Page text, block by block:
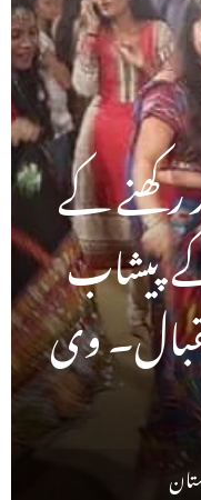
رکھنے کے
پیشاب
وی